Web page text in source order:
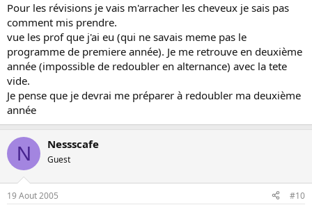
Pour les révisions je vais m'arracher les cheveux je sais pas
comment mis prendre.
vue les prof que j'ai eu (qui ne savais meme pas le
programme de premiere année). Je me retrouve en deuxième
année (impossible de redoubler en alternance) avec la tete
vide.
Je pense que je devrai me préparer à redoubler ma deuxième
année
N Nessscafe
Guest
19 Aout 2005 #10